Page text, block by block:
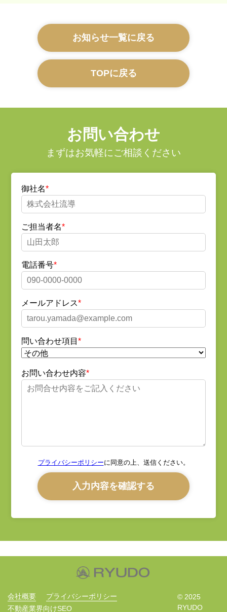
お知らせ一覧に戻る
TOPに戻る
お問い合わせ
まずはお気軽にご相談ください
御社名
ご担当者名
電話番号
メールアドレス
問い合わせ項目
お問い合わせ内容
プライバシーポリシーに同意の上、送信ください。
会社概要
プライバシーポリシー
不動産業界向けSEO
© 2025
RYUDO